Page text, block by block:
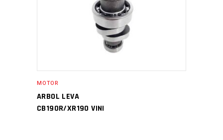
MOTOR
ARBOL LEVA
CB190R/XR190 VINI